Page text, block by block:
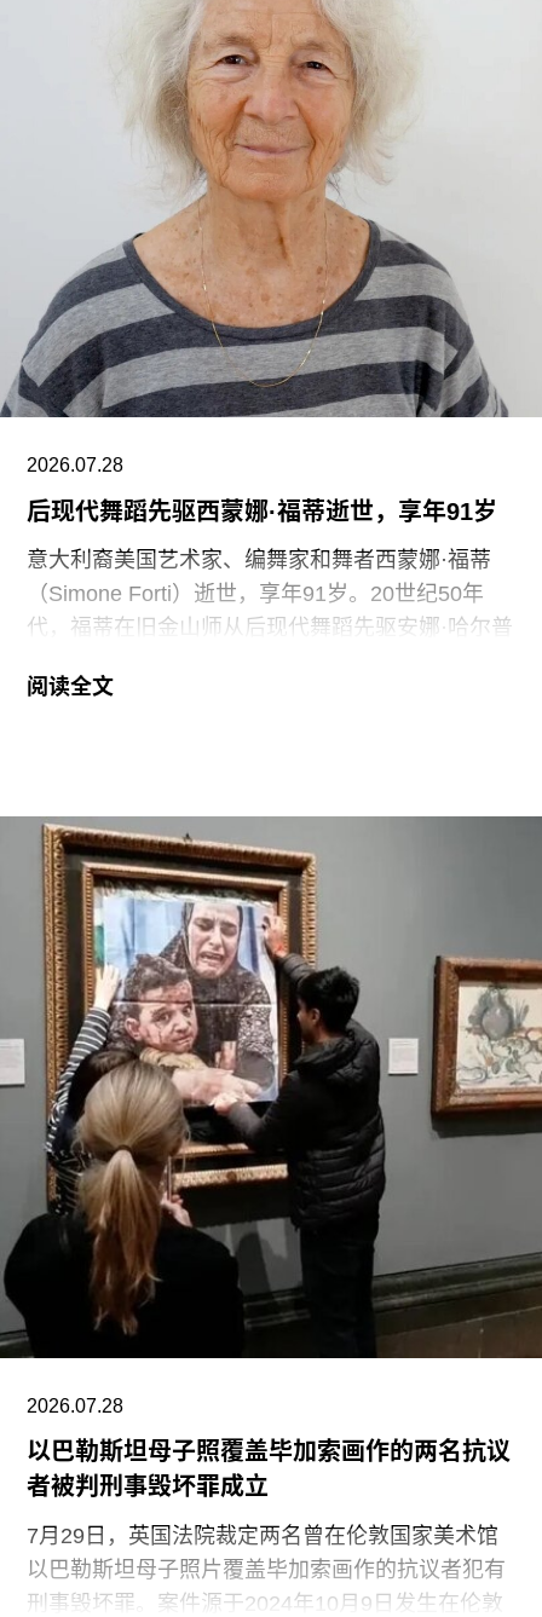
数千件尚未在其他场馆展出的藏品。负责馆内“预约
展品”项目的员工必须全程陪同调取馆藏，只有在另
一位同事到岗接替后，才能去洗手间。与他们服务
的公众一样，这些员工也不允许将食物或饮料带入
主展厅或储藏区。
“这种展示我们文化遗产的创新模式，竟是由那些连
上厕所或喝口水都得不到充分保障的员工来实现
的，”Prospect工会秘书长迈克·克兰西（Mike
Clancy）告诉《卫报》。“如果参观者得知，工会一
直反对的那些存在于亚马逊等企业的劳动实践，竟
然也存在于一家国际知名的文化机构时，他们一定
会感到震惊。”
V&A东馆典藏库的员工正在争取两次各15分钟的带
薪休息时间。工会成员还要求V&A在一年内获得“伦
2026.07.28
后现代舞蹈先驱西蒙娜·福蒂逝世，享年91岁
意大利裔美国艺术家、编舞家和舞者西蒙娜·福蒂
（Simone Forti）逝世，享年91岁。20世纪50年
代，福蒂在旧金山师从后现代舞蹈先驱安娜·哈尔普
品系列“舞蹈构造”（Dance Constructions）迅速崭
顿（Steve Paxton）产生了深远影响，促使两人共
同创立了贾德森舞蹈剧院（Judson Dance
Theater），其成员在此后十年间重塑了现代舞的
发展轨迹。多年后，帕克斯顿曾写道：“福蒂这组激
进的作品，就像一颗投入平静池塘中的石子，激起
的涟漪不断向外扩散。”
福蒂于1935年3月25日出生于意大利佛罗伦萨的一
个犹太家庭。三年后，当法西斯领导人贝尼托·墨索
里尼（Benito Mussolini）开始剥夺意大利犹太人的
公民身份时，福蒂全家逃往美国，最终定居洛杉
矶。她曾进入俄勒冈州波特兰的里德学院（Reed
College）就读，但中途退学，并与当时的伴侣、观
念艺术家罗伯特·莫里斯（Robert Morris）搬到旧金
山。在那里，她先后于哈尔普林-拉思罗普学校
（Halprin-Lathrop School）和马林舞蹈工作室
（Dance Workshop of
阅读全文
2026.07.28
以巴勒斯坦母子照覆盖毕加索画作的两名抗议
者被判刑事毁坏罪成立
7月29日，英国法院裁定两名曾在伦敦国家美术馆
以巴勒斯坦母子照片覆盖毕加索画作的抗议者犯有
刑事毁坏罪。案件源于2024年10月9日发生在伦敦